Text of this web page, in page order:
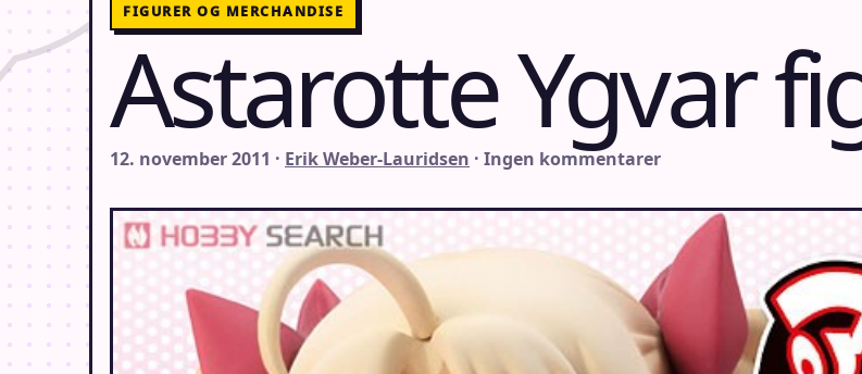
FIGURER OG MERCHANDISE
Astarotte Ygvar
12. november 2011 · Erik Weber-Lauridsen · Ingen kommentarer